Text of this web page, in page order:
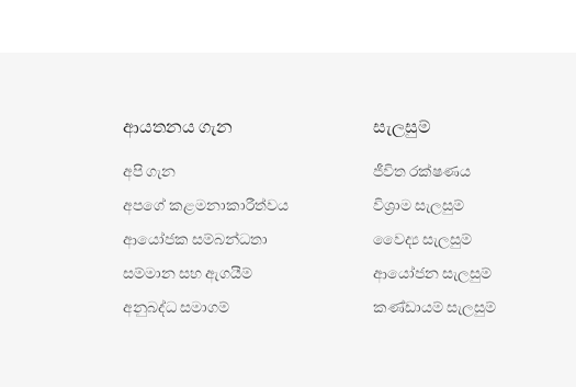
ආයතනය ගැන
අපි ගැන
අපගේ කළමනාකාරීත්වය
ආයෝජක සම්බන්ධතා
සම්මාන සහ ඇගයීම්
අනුබද්ධ සමාගම්
සැලසුම්
ජීවිත රක්ෂණය
විශ‍්‍රාම සැලසුම්
වෛද්‍ය සැලසුම්
ආයෝජන සැලසුම්
කණ්ඩායම් සැලසුම්